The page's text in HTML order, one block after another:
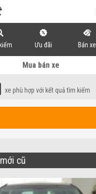
Ưu đãi Bán xe
Mua bán xe
xe phù hợp với kết quả tìm kiếm
cũ